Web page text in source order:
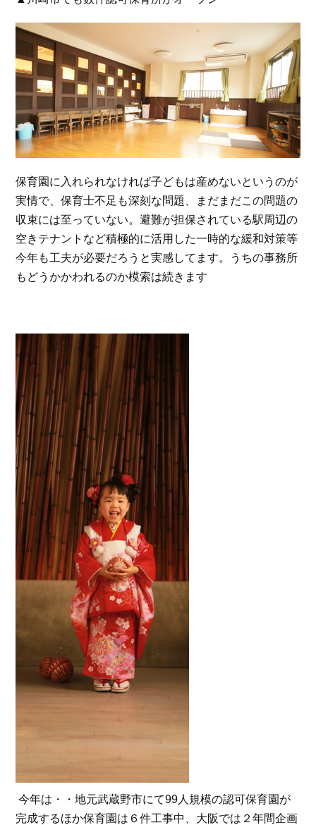
保育園に入れられなければ子どもは産めないというのが
実情で、保育士不足も深刻な問題、まだまだこの問題の
収束には至っていない。避難が担保されている駅周辺の
空きテナントなど積極的に活用した一時的な緩和対策等
今年も工夫が必要だろうと実感してます。うちの事務所
もどうかかわれるのか模索は続きます
今年は・・地元武蔵野市にて99人規模の認可保育園が
完成するほか保育園は６件工事中、大阪では２年間企画